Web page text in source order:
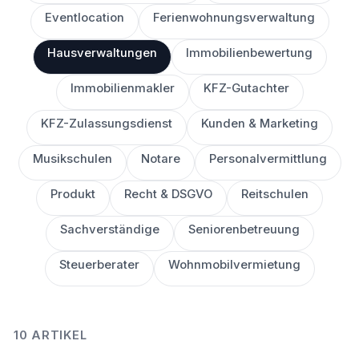
Eventlocation Ferienwohnungsverwaltung
Hausverwaltungen Immobilienbewertung
Immobilienmakler KFZ-Gutachter
KFZ-Zulassungsdienst Kunden & Marketing
Musikschulen Notare Personalvermittlung
Produkt Recht & DSGVO Reitschulen
Sachverständige Seniorenbetreuung
Steuerberater Wohnmobilvermietung
10 ARTIKEL